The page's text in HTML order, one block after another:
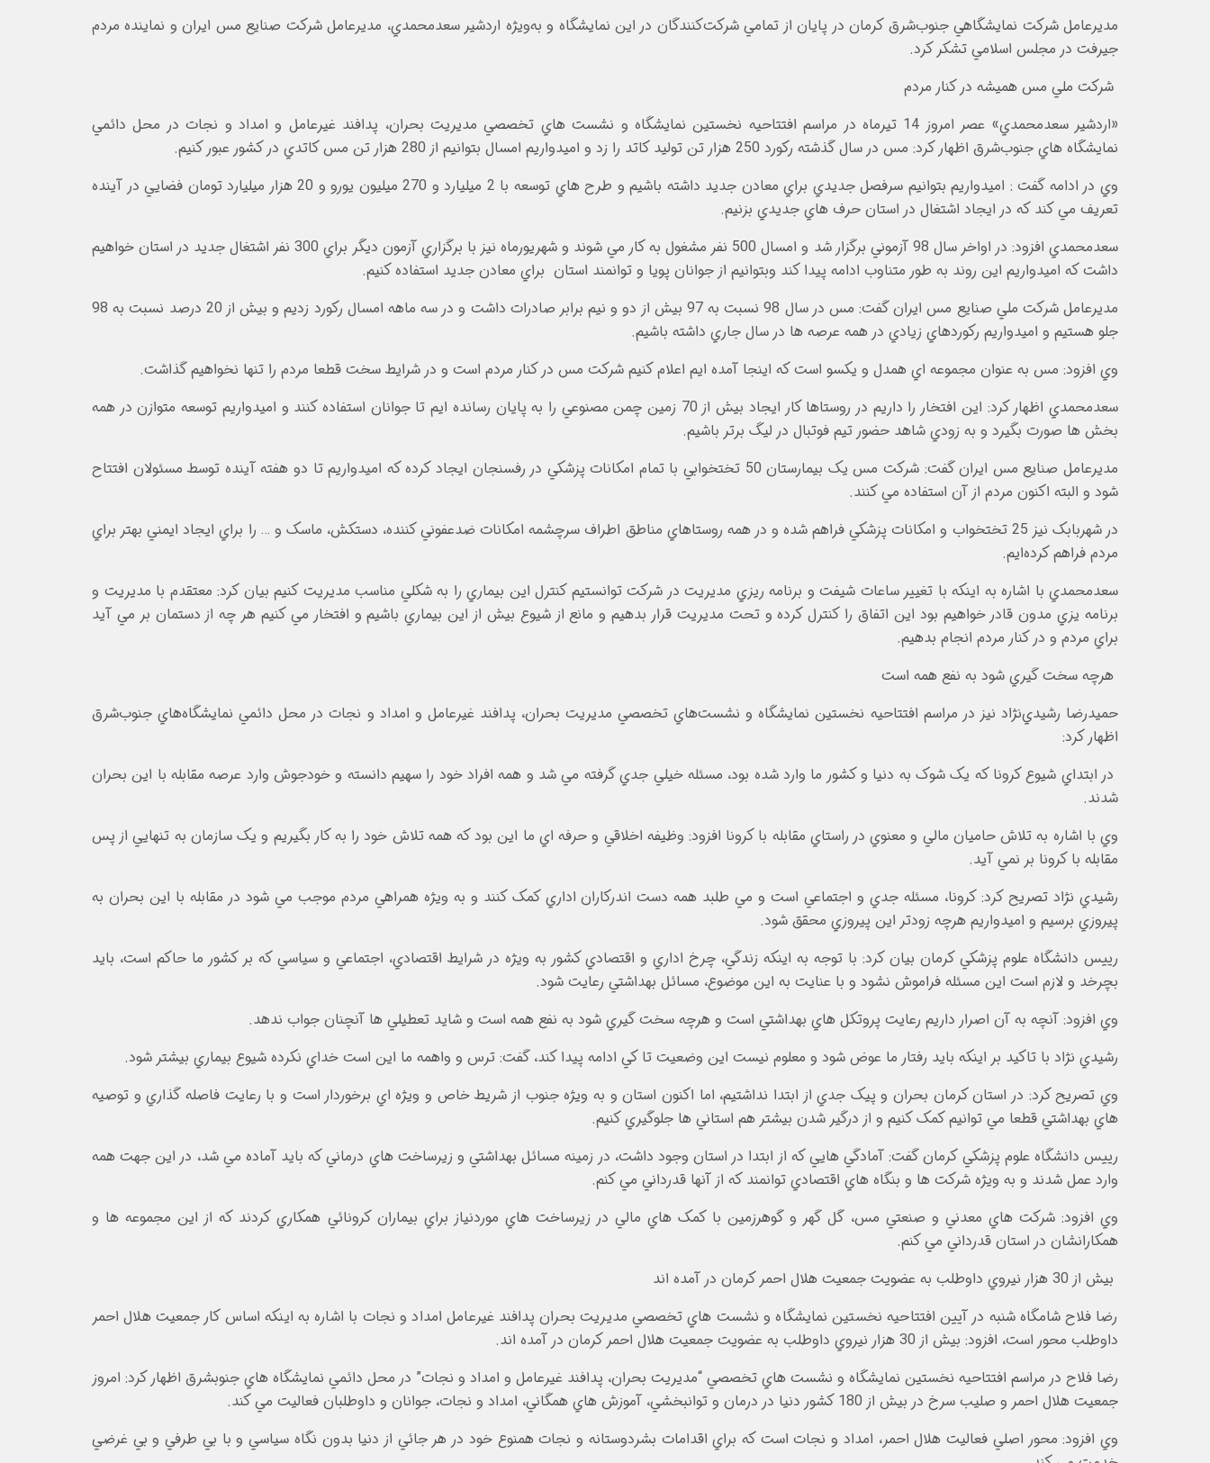
مديرعامل شرکت نمايشگاهي جنوب‌شرق کرمان در پايان از تمامي شرکت‌کنندگان در اين نمايشگاه و به‌ويژه اردشير سعدمحمدي، مديرعامل شرکت صنايع مس ايران و نماينده مردم
جيرفت در مجلس اسلامي تشکر کرد.
شرکت ملي مس هميشه در کنار مردم
«اردشير سعدمحمدي» عصر امروز 14 تيرماه در مراسم افتتاحيه نخستين نمايشگاه و نشست هاي تخصصي مديريت بحران، پدافند غيرعامل و امداد و نجات در محل دائمي
نمايشگاه هاي جنوب‌شرق اظهار کرد: مس در سال گذشته رکورد 250 هزار تن توليد کاتد را زد و اميدواريم امسال بتوانيم از 280 هزار تن مس کاتدي در کشور عبور کنيم.
وي در ادامه گفت : اميدواريم بتوانيم سرفصل جديدي براي معادن جديد داشته باشيم و طرح هاي توسعه با 2 ميليارد و 270 ميليون يورو و 20 هزار ميليارد تومان فضايي در آينده
تعريف مي کند که در ايجاد اشتغال در استان حرف هاي جديدي بزنيم.
سعدمحمدي افزود: در اواخر سال 98 آزموني برگزار شد و امسال 500 نفر مشغول به کار مي شوند و شهريورماه نيز با برگزاري آزمون ديگر براي 300 نفر اشتغال جديد در استان خواهيم
داشت که اميدواريم اين روند به طور متناوب ادامه پيدا کند وبتوانيم از جوانان پويا و توانمند استان براي معادن جديد استفاده کنيم.
مديرعامل شرکت ملي صنايع مس ايران گفت: مس در سال 98 نسبت به 97 بيش از دو و نيم برابر صادرات داشت و در سه ماهه امسال رکورد زديم و بيش از 20 درصد نسبت به 98
جلو هستيم و اميدواريم رکوردهاي زيادي در همه عرصه ها در سال جاري داشته باشيم.
وي افزود: مس به عنوان مجموعه اي همدل و يکسو است که اينجا آمده ايم اعلام کنيم شرکت مس در کنار مردم است و در شرايط سخت قطعا مردم را تنها نخواهيم گذاشت.
سعدمحمدي اظهار کرد: اين افتخار را داريم در روستاها کار ايجاد بيش از 70 زمين چمن مصنوعي را به پايان رسانده ايم تا جوانان استفاده کنند و اميدواريم توسعه متوازن در همه
بخش ها صورت بگيرد و به زودي شاهد حضور تيم فوتبال در ليگ برتر باشيم.
مديرعامل صنايع مس ايران گفت: شرکت مس يک بيمارستان 50 تختخوابي با تمام امکانات پزشکي در رفسنجان ايجاد کرده که اميدواريم تا دو هفته آينده توسط مسئولان افتتاح
شود و البته اکنون مردم از آن استفاده مي کنند.
در شهربابک نيز 25 تختخواب و امکانات پزشکي فراهم شده و در همه روستاهاي مناطق اطراف سرچشمه امکانات ضدعفوني کننده، دستکش، ماسک و … را براي ايجاد ايمني بهتر براي
مردم فراهم کرده‌ايم.
سعدمحمدي با اشاره به اينکه با تغيير ساعات شيفت و برنامه ريزي مديريت در شرکت توانستيم کنترل اين بيماري را به شکلي مناسب مديريت کنيم بيان کرد: معتقدم با مديريت و
برنامه يزي مدون قادر خواهيم بود اين اتفاق را کنترل کرده و تحت مديريت قرار بدهيم و مانع از شيوع بيش از اين بيماري باشيم و افتخار مي کنيم هر چه از دستمان بر مي آيد
براي مردم و در کنار مردم انجام بدهيم.
هرچه سخت گيري شود به نفع همه است
حميدرضا رشيدي‌نژاد نيز در مراسم افتتاحيه نخستين نمايشگاه و نشست‌هاي تخصصي مديريت بحران، پدافند غيرعامل و امداد و نجات در محل دائمي نمايشگاه‌هاي جنوب‌شرق
اظهار کرد:
در ابتداي شيوع کرونا که يک شوک به دنيا و کشور ما وارد شده بود، مسئله خيلي جدي گرفته مي شد و همه افراد خود را سهيم دانسته و خودجوش وارد عرصه مقابله با اين بحران
شدند.
وي با اشاره به تلاش حاميان مالي و معنوي در راستاي مقابله با کرونا افزود: وظيفه اخلاقي و حرفه اي ما اين بود که همه تلاش خود را به کار بگيريم و يک سازمان به تنهايي از پس
مقابله با کرونا بر نمي آيد.
رشيدي نژاد تصريح کرد: کرونا، مسئله جدي و اجتماعي است و مي طلبد همه دست اندرکاران اداري کمک کنند و به ويژه همراهي مردم موجب مي شود در مقابله با اين بحران به
پيروزي برسيم و اميدواريم هرچه زودتر اين پيروزي محقق شود.
رييس دانشگاه علوم پزشکي کرمان بيان کرد: با توجه به اينکه زندگي، چرخ اداري و اقتصادي کشور به ويژه در شرايط اقتصادي، اجتماعي و سياسي که بر کشور ما حاکم است، بايد
بچرخد و لازم است اين مسئله فراموش نشود و با عنايت به اين موضوع، مسائل بهداشتي رعايت شود.
وي افزود: آنچه به آن اصرار داريم رعايت پروتکل هاي بهداشتي است و هرچه سخت گيري شود به نفع همه است و شايد تعطيلي ها آنچنان جواب ندهد.
رشيدي نژاد با تاکيد بر اينکه بايد رفتار ما عوض شود و معلوم نيست اين وضعيت تا کي ادامه پيدا کند، گفت: ترس و واهمه ما اين است خداي نکرده شيوع بيماري بيشتر شود.
وي تصريح کرد: در استان کرمان بحران و پيک جدي از ابتدا نداشتيم، اما اکنون استان و به ويژه جنوب از شريط خاص و ويژه اي برخوردار است و با رعايت فاصله گذاري و توصيه
هاي بهداشتي قطعا مي توانيم کمک کنيم و از درگير شدن بيشتر هم استاني ها جلوگيري کنيم.
رييس دانشگاه علوم پزشکي کرمان گفت: آمادگي هايي که از ابتدا در استان وجود داشت، در زمينه مسائل بهداشتي و زيرساخت هاي درماني که بايد آماده مي شد، در اين جهت همه
وارد عمل شدند و به ويژه شرکت ها و بنگاه هاي اقتصادي توانمند که از آنها قدرداني مي کنم.
وي افزود: شرکت هاي معدني و صنعتي مس، گل گهر و گوهرزمين با کمک هاي مالي در زيرساخت هاي موردنياز براي بيماران کرونائي همکاري کردند که از اين مجموعه ها و
همکارانشان در استان قدرداني مي کنم.
بيش از 30 هزار نيروي داوطلب به عضويت جمعيت هلال احمر کرمان در آمده اند
رضا فلاح شامگاه شنبه در آيين افتتاحيه نخستين نمايشگاه و نشست هاي تخصصي مديريت بحران پدافند غيرعامل امداد و نجات با اشاره به اينکه اساس کار جمعيت هلال احمر
داوطلب محور است، افزود: بيش از 30 هزار نيروي داوطلب به عضويت جمعيت هلال احمر کرمان در آمده اند.
رضا فلاح در مراسم افتتاحيه نخستين نمايشگاه و نشست هاي تخصصي “مديريت بحران، پدافند غيرعامل و امداد و نجات” در محل دائمي نمايشگاه هاي جنوبشرق اظهار کرد: امروز
جمعيت هلال احمر و صليب سرخ در بيش از 180 کشور دنيا در درمان و توانبخشي، آموزش هاي همگاني، امداد و نجات، جوانان و داوطلبان فعاليت مي کند.
وي افزود: محور اصلي فعاليت هلال احمر، امداد و نجات است که براي اقدامات بشردوستانه و نجات همنوع خود در هر جائي از دنيا بدون نگاه سياسي و با بي طرفي و بي غرضي